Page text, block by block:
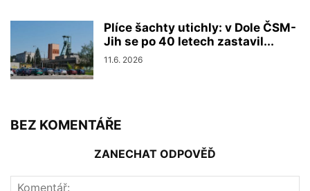
Plíce šachty utichly: v Dole ČSM-
Jih se po 40 letech zastavil...
11.6. 2026
BEZ KOMENTÁŘE
ZANECHAT ODPOVĚĎ